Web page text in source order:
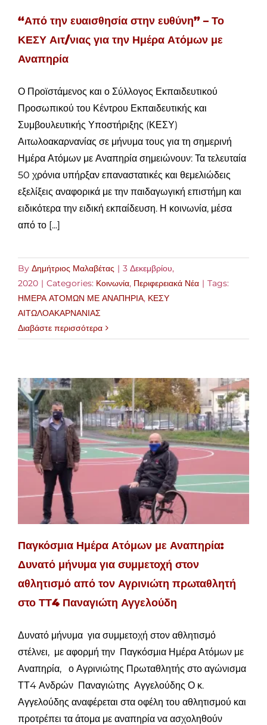
“Από την ευαισθησία στην ευθύνη” – Το
ΚΕΣΥ Αιτ/νιας για την Ημέρα Ατόμων με
Αναπηρία
Ο Προϊστάμενος και ο Σύλλογος Εκπαιδευτικού
Προσωπικού του Κέντρου Εκπαιδευτικής και
Συμβουλευτικής Υποστήριξης (ΚΕΣΥ)
Αιτωλοακαρνανίας σε μήνυμα τους για τη σημερινή
Ημέρα Ατόμων με Αναπηρία σημειώνουν: Τα τελευταία
50 χρόνια υπήρξαν επαναστατικές και θεμελιώδεις
εξελίξεις αναφορικά με την παιδαγωγική επιστήμη και
ειδικότερα την ειδική εκπαίδευση. Η κοινωνία, μέσα
από το [...]
By Δημήτριος Μαλαβέτας | 3 Δεκεμβρίου,
2020 | Categories: Κοινωνία, Περιφερειακά Νέα | Tags:
ΗΜΕΡΑ ΑΤΟΜΩΝ ΜΕ ΑΝΑΠΗΡΙΑ, ΚΕΣΥ
ΑΙΤΩΛΟΑΚΑΡΝΑΝΙΑΣ
Διαβάστε περισσότερα
Παγκόσμια Ημέρα Ατόμων με Αναπηρία:
Δυνατό μήνυμα για συμμετοχή στον
αθλητισμό από τον Αγρινιώτη πρωταθλητή
στο ΤΤ4 Παναγιώτη Αγγελούδη
Δυνατό μήνυμα για συμμετοχή στον αθλητισμό
στέλνει, με αφορμή την Παγκόσμια Ημέρα Ατόμων με
Αναπηρία, ο Αγρινιώτης Πρωταθλητής στο αγώνισμα
ΤΤ4 Ανδρών Παναγιώτης Αγγελούδης Ο κ.
Αγγελούδης αναφέρεται στα οφέλη του αθλητισμού και
προτρέπει τα άτομα με αναπηρία να ασχοληθούν